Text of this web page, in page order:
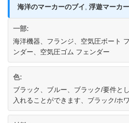
海洋のマーカーのブイ 浮遊マーカ
一部:
海洋機器、フランジ、空気圧ボート
ンダー、空気圧ゴム フェンダー
色:
ブラック、ブルー、ブラック/要件と
入れることができます、ブラック/ホ